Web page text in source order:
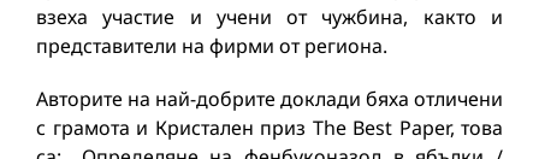
взеха участие и учени от чужбина, както и
представители на фирми от региона.
Авторите на най-добрите доклади бяха отличени
с грамота и Кристален приз The Best Paper, това